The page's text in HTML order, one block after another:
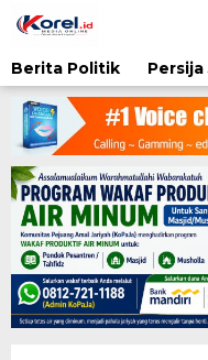
ke
Berita Politik